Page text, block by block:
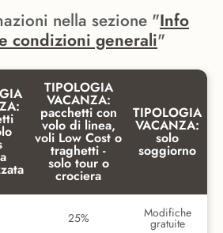
nella sezione "Info
condizioni generali"
TIPOLOGIA
VACANZA:
pacchetti con
volo di linea,
voli Low Cost o
traghetti -
solo tour o
crociera
TIPOLOGIA
VACANZA:
solo
soggiorno
25% Modifiche
gratuite